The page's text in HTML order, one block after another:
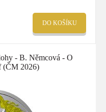
DO KOŠÍKU
- B. Němcová - O
(ČM 2026)